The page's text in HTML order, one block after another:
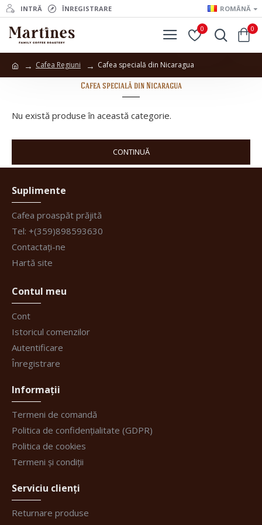
INTRĂ ÎNREGISTRARE ROMÂNĂ
0 0
Cafea Regiuni Cafea specială din Nicaragua
Cafea specială din Nicaragua
Nu există produse în această categorie.
CONTINUĂ
Suplimente
Cafea proaspăt prăjită
Tel: +(359)898593630
Contactați-ne
Hartă site
Contul meu
Cont
Istoricul comenzilor
Autentificare
Înregistrare
Informații
Termeni de comandă
Politica de confidențialitate (GDPR)
Politica de cookies
Termeni și condiții
Serviciu clienți
Returnare produse